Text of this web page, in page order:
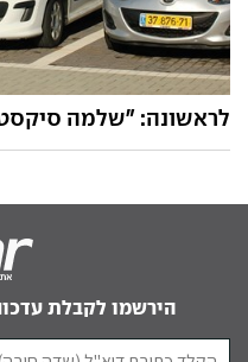
לראשונה: "שלמה
הירשמו לקבלת